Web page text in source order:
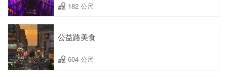
182 公尺
公益路美食
604 公尺